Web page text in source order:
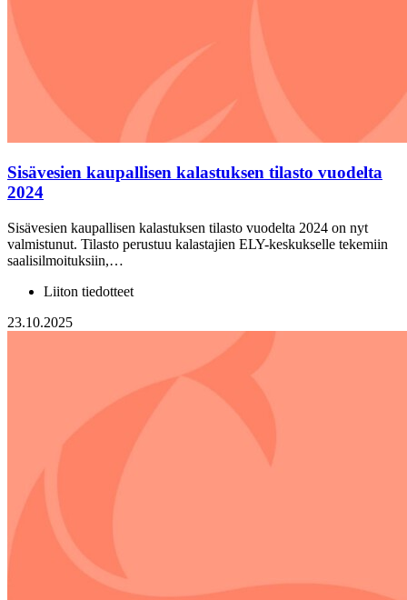
Sisävesien kaupallisen kalastuksen tilasto vuodelta
2024
Sisävesien kaupallisen kalastuksen tilasto vuodelta 2024 on nyt
valmistunut. Tilasto perustuu kalastajien ELY-keskukselle tekemiin
saalisilmoituksiin,…
Liiton tiedotteet
23.10.2025